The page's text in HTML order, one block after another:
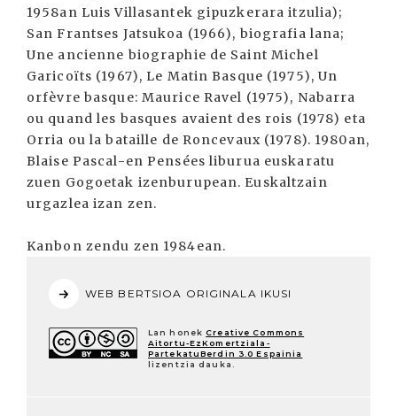
1958an Luis Villasantek gipuzkerara itzulia);
San Frantses Jatsukoa (1966), biografia lana;
Une ancienne biographie de Saint Michel
Garicoïts (1967), Le Matin Basque (1975), Un
orfèvre basque: Maurice Ravel (1975), Nabarra
ou quand les basques avaient des rois (1978) eta
Orria ou la bataille de Roncevaux (1978). 1980an,
Blaise Pascal-en Pensées liburua euskaratu
zuen Gogoetak izenburupean. Euskaltzain
urgazlea izan zen.
Kanbon zendu zen 1984ean.
WEB BERTSIOA ORIGINALA IKUSI
Lan honek Creative Commons
Aitortu-EzKomertziala-
PartekatuBerdin 3.0 Espainia
lizentzia dauka.